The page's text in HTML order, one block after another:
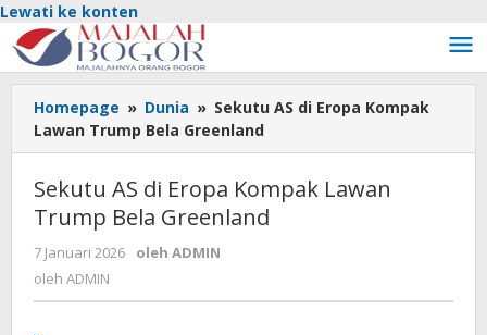
Lewati ke konten
Homepage » Dunia » Sekutu AS di Eropa Kompak
Lawan Trump Bela Greenland
Sekutu AS di Eropa Kompak Lawan
Trump Bela Greenland
7 Januari 2026 oleh ADMIN
oleh ADMIN